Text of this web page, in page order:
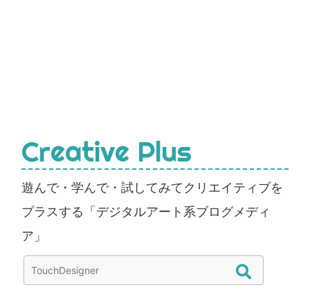
Creative Plus
遊んで・学んで・試してみてクリエイティブを
プラスする「デジタルアート系ブログメディ
ア」